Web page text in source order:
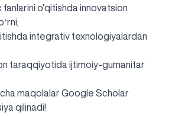
o‘qitishda innovatsion
integrativ texnologiyalardan
taraqqiyotida ijtimoiy-gumanitar
maqolalar Google Scholar
qilinadi!
O‘zbekiston yosh olimlari"
gazetamizning yangi soni
istiqboldagi rejalar
malaka oshirdi
viloyat hokimligi tomonidan
aytganda "level up" qilishni
investitsiya — Yangi
eng muhim tayanchi